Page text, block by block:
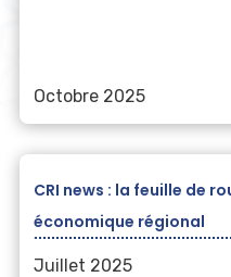
Octobre 2025
CRI news : la feuille de
économique régional
Juillet 2025